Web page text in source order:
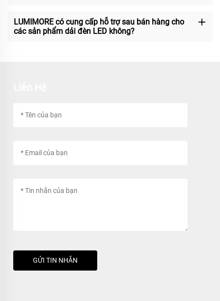
LUMIMORE có cung cấp hỗ trợ sau bán hàng cho
các sản phẩm dải đèn LED không?
GỬI TIN NHẮN